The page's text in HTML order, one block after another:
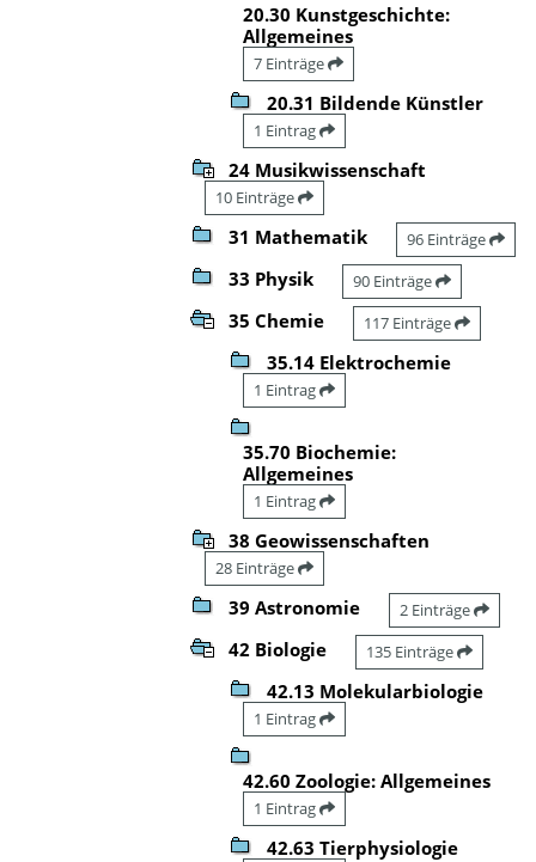
20.30 Kunstgeschichte:
Allgemeines
7 Einträge
20.31 Bildende Künstler
1 Eintrag
24 Musikwissenschaft
10 Einträge
31 Mathematik 96 Einträge
33 Physik 90 Einträge
35 Chemie 117 Einträge
35.14 Elektrochemie
1 Eintrag
35.70 Biochemie:
Allgemeines
1 Eintrag
38 Geowissenschaften
28 Einträge
39 Astronomie 2 Einträge
42 Biologie 135 Einträge
42.13 Molekularbiologie
1 Eintrag
42.60 Zoologie: Allgemeines
1 Eintrag
42.63 Tierphysiologie